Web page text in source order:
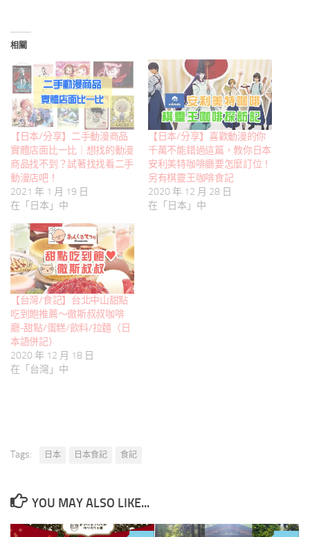
相關
【日本/分享】二手動漫商品
實體店面比一比｜想找的動漫
商品找不到？試著找找看二手
動漫店吧！
2021 年 1 月 19 日
在「日本」中
【日本/分享】喜歡動漫的你
千萬不能錯過這篇，教你日本
安利美特咖啡廳要怎麼訂位！
另有棋靈王咖啡食記
2020 年 12 月 28 日
在「日本」中
【台灣/食記】台北中山甜點
吃到飽推薦～徹斯叔叔咖啡
廳-甜點/蛋糕/飲料/拉麵（日
本語併記）
2020 年 12 月 18 日
在「台灣」中
Tags: 日本 日本食記 食記
YOU MAY ALSO LIKE...